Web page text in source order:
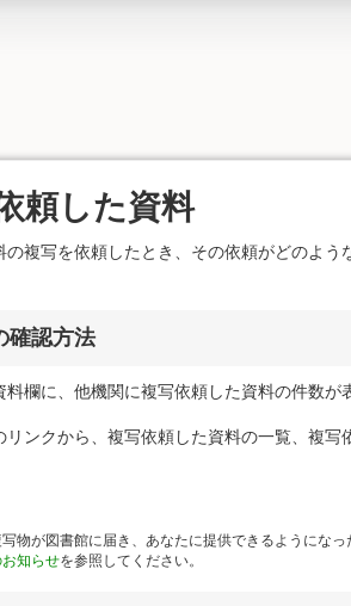
頼した資料
の複写を依頼したとき、その依頼がどのよう
確認方法
欄に、他機関に複写依頼した資料の件数が
ンクから、複写依頼した資料の一覧、複写
物が図書館に届き、あなたに提供できるようにな
知らせを参照してください。